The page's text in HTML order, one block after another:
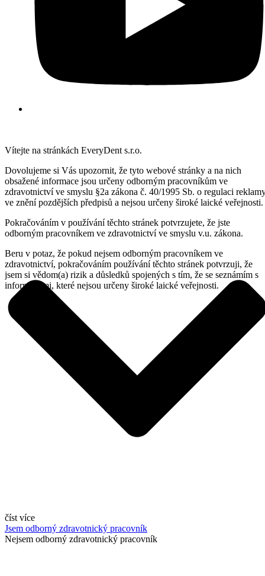
Vítejte na stránkách EveryDent s.r.o.
Dovolujeme si Vás upozornit, že tyto webové stránky a na nich
obsažené informace jsou určeny odborným pracovníkům ve
zdravotnictví ve smyslu §2a zákona č. 40/1995 Sb. o regulaci
ve znění pozdějších předpisů a nejsou určeny široké laické veřejnosti.
Pokračováním v používání těchto stránek potvrzujete, že jste
odborným pracovníkem ve zdravotnictví ve smyslu v.u. zákona.
Beru v potaz, že pokud nejsem odborným pracovníkem ve
zdravotnictví, pokračováním používání těchto stránek potvrzuji, že
jsem si vědom(a) rizik a důsledků spojených s tím, že se seznámím s
informacemi, které nejsou určeny široké laické veřejnosti.
číst více
Jsem odborný zdravotnický pracovník
Nejsem odborný zdravotnický pracovník